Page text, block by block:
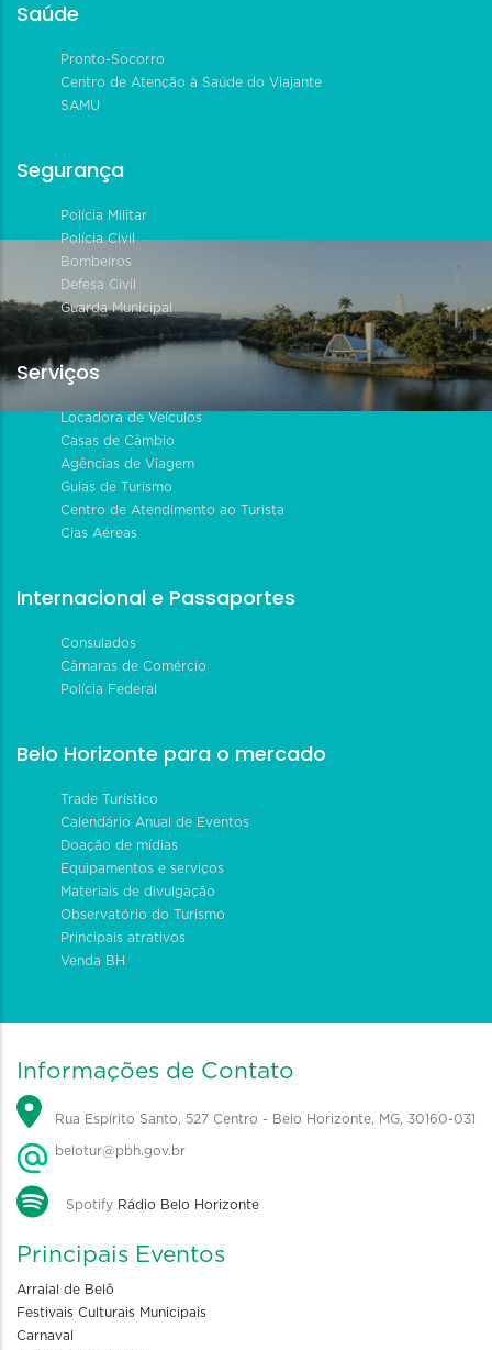
Saúde
Pronto-Socorro
Centro de Atenção à Saúde do Viajante
SAMU
Segurança
Polícia Militar
Polícia Civil
Bombeiros
Defesa Civil
Guarda Municipal
Serviços
Locadora de Veículos
Casas de Câmbio
Agências de Viagem
Guias de Turismo
Centro de Atendimento ao Turista
Cias Aéreas
Internacional e Passaportes
Consulados
Câmaras de Comércio
Polícia Federal
Belo Horizonte para o mercado
Trade Turístico
Calendário Anual de Eventos
Doação de mídias
Equipamentos e serviços
Materiais de divulgação
Observatório do Turismo
Principais atrativos
Venda BH
Informações de Contato
Rua Espírito Santo, 527 Centro - Belo Horizonte, MG, 30160-031
belotur@pbh.gov.br
Spotify Rádio Belo Horizonte
Principais Eventos
Arraial de Belô
Festivais Culturais Municipais
Carnaval